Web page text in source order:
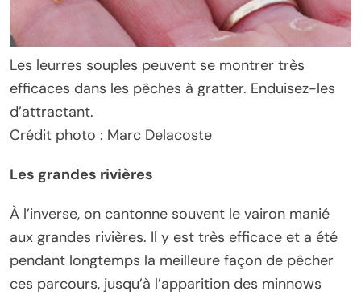
Les leurres souples peuvent se montrer très
efficaces dans les pêches à gratter. Enduisez-les
d’attractant.
Crédit photo : Marc Delacoste
Les grandes rivières
À l’inverse, on cantonne souvent le vairon manié
aux grandes rivières. Il y est très efficace et a été
pendant longtemps la meilleure façon de pêcher
ces parcours, jusqu’à l’apparition des minnows